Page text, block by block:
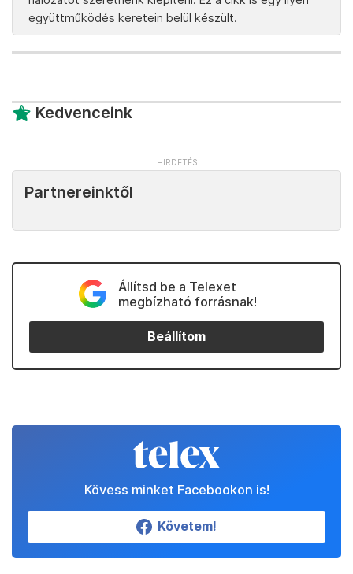
együttműködés keretein belül készült.
Kedvenceink
Partnereinktől
Állítsd be a Telexet
megbízható forrásnak!
Beállítom
Kövess minket Facebookon is!
Követem!